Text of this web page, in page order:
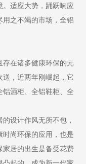
适应大势，踊跃响应
用之不竭的市场，全铝
存在诸多健康环保的元
，近两年刚崛起，它
酒柜、全铝鞋柜、全
设计作风无所不包，
尚环保的应用，也是
家居的出生是备受花费